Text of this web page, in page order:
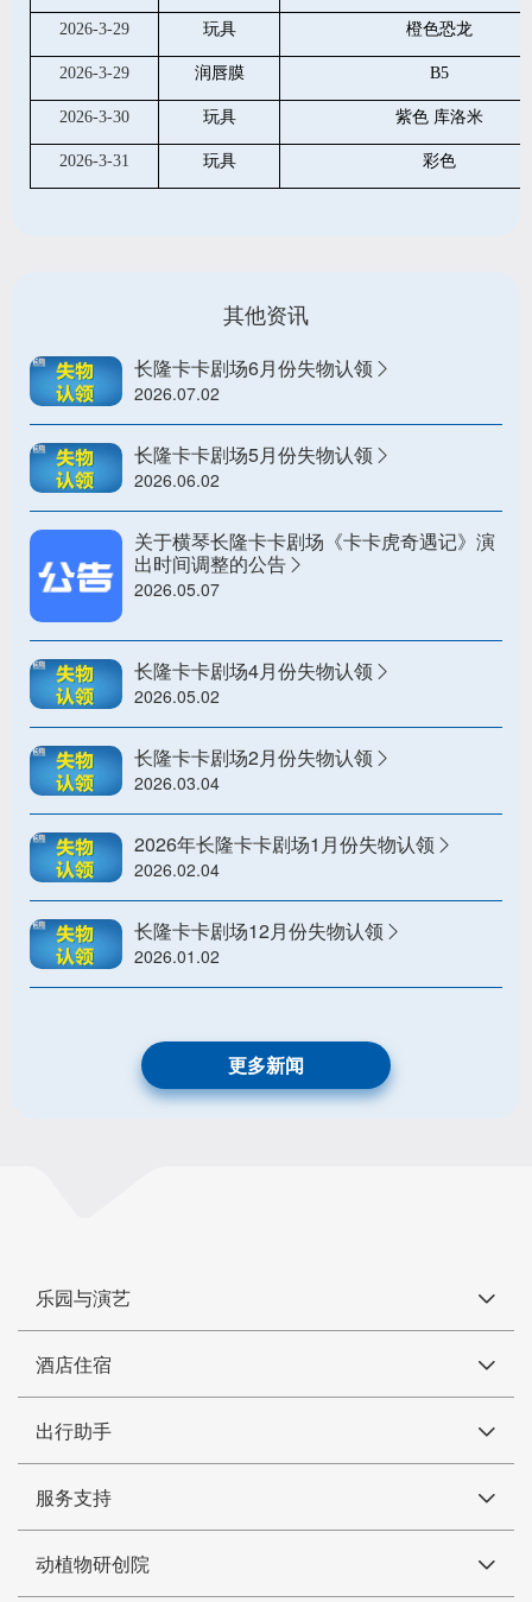
2026-3-29 玩具 橙色恐龙
2026-3-29 润唇膜 B5
2026-3-30 玩具 紫色 库洛米
2026-3-31 玩具 彩色
其他资讯
长隆卡卡剧场6月份失物认领
2026.07.02
长隆卡卡剧场5月份失物认领
2026.06.02
关于横琴长隆卡卡剧场《卡卡虎奇遇记》演
出时间调整的公告
2026.05.07
长隆卡卡剧场4月份失物认领
2026.05.02
长隆卡卡剧场2月份失物认领
2026.03.04
2026年长隆卡卡剧场1月份失物认领
2026.02.04
长隆卡卡剧场12月份失物认领
2026.01.02
更多新闻
乐园与演艺
酒店住宿
出行助手
服务支持
动植物研创院